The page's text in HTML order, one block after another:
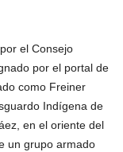
el Consejo
por el portal de
como Freiner
Indígena de
en el oriente del
un grupo armado